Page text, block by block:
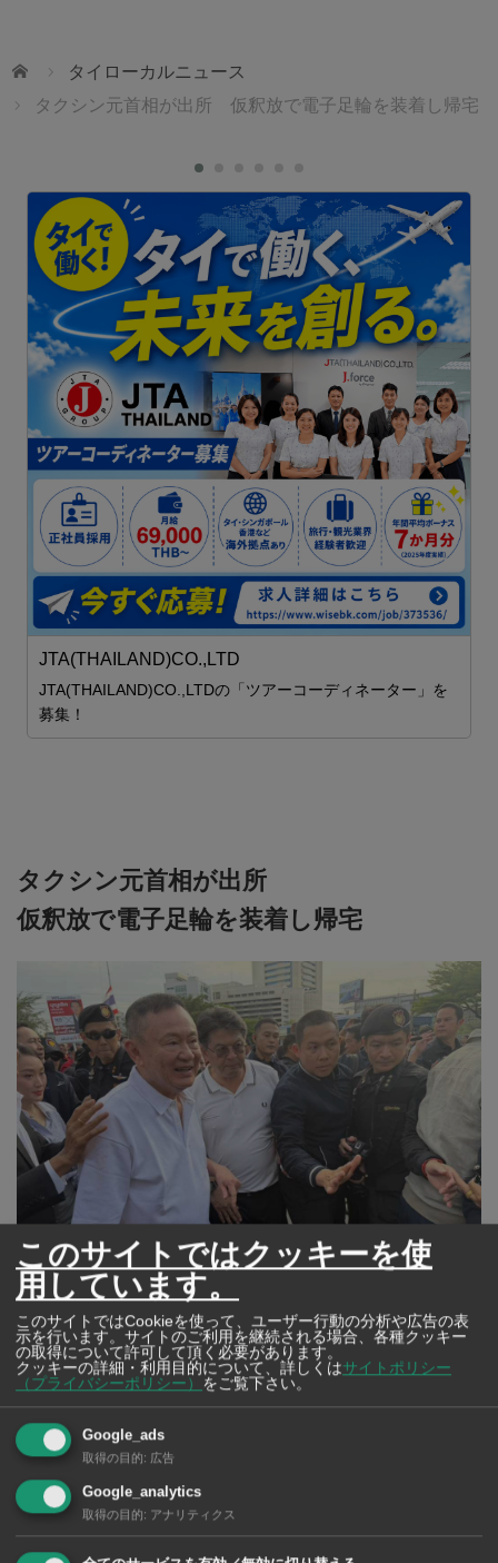
ホーム
タイローカルニュース
タクシン元首相が出所 仮釈放で電子足輪を装着し帰宅
JTBタイランド✨2027年の始まりを、幻想的なチェ
ンマイで迎えませんか。
無数のランタンと華やかな花火が夜空を彩る、感動の「コム
ローイ・カウントダウン2027」🎆 JTBタイランドでは、12
月30日発3泊4日入場券付きパッケージツアーをご用意しま
した。 ✈️航空券＋ホテル＋イベント入場券＋送迎付き 🇯🇵
安心の日本語ガイドサポート付き 💫28,900バーツ〜
タクシン元首相が出所
仮釈放で電子足輪を装着し帰宅
©警察ラジオ（FM91）
5月11日、1年の刑期のうち、約8カ月を服役したタクシ
刑務所から仮釈放により出所した。出所に際し、移動を
監視するための電子足輪（EM）を装着。
このサイトではクッキーを使
用しています。
このサイトではCookieを使って、ユーザー行動の分析や広告の表
示を行います。サイトのご利用を継続される場合、各種クッキー
の取得について許可して頂く必要があります。
クッキーの詳細・利用目的について、詳しくはサイトポリシー
（プライバシーポリシー）
をご覧下さい。
Google_ads
取得の目的: 広告
Google_analytics
取得の目的: アナリティクス